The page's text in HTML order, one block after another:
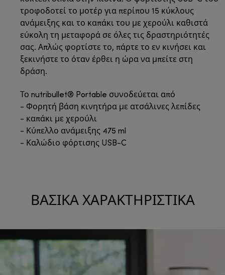
τροφοδοτεί το μοτέρ για περίπου 15 κύκλους
ανάμειξης και το καπάκι του με χερούλι καθιστά
εύκολη τη μεταφορά σε όλες τις δραστηριότητές
σας. Απλώς φορτίστε το, πάρτε το εν κινήσει και
ξεκινήστε το όταν έρθει η ώρα να μπείτε στη
δράση.
Το nutribullet® Portable συνοδεύεται από
- Φορητή βάση κινητήρα με ατσάλινες λεπίδες
- καπάκι με χερούλι
- Κύπελλο ανάμειξης 475 ml
- Καλώδιο φόρτισης USB-C
ΒΑΣΙΚΆ ΧΑΡΑΚΤΗΡΙΣΤΙΚΆ